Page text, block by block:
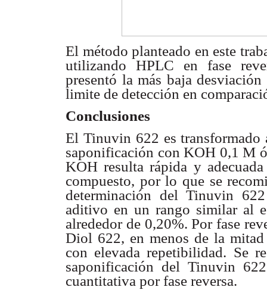
El método planteado en este
utilizando HPLC en fase
presentó la más baja
limite de detección en
Conclusiones
El Tinuvin 622 es transformado
saponificación con KOH 0,1 M
KOH resulta rápida y
compuesto, por lo que se
determinación del Tinuvin
aditivo en un rango similar al
alrededor de 0,20%. Por fase
Diol 622, en menos de la
con elevada repetibilidad. Se
saponificación del Tinuvin
cuantitativa por fase reversa.